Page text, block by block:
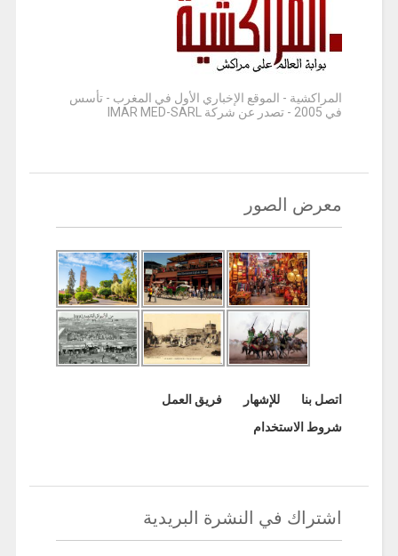
المراكشية - الموقع الإخباري الأول في المغرب - تأسس
في 2005 - تصدر عن شركة IMAR MED-SARL
معرض الصور
اتصل بنا للإشهار
فريق العمل
شروط الاستخدام
اشتراك في النشرة البريدية